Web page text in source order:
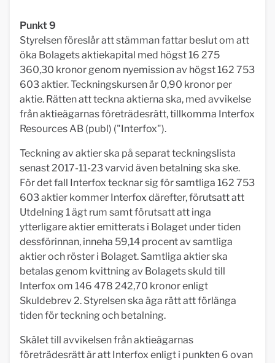
Punkt 9
Styrelsen föreslår att stämman fattar beslut om att
öka Bolagets aktiekapital med högst 16 275
360,30 kronor genom nyemission av högst 162 753
603 aktier. Teckningskursen är 0,90 kronor per
aktie. Rätten att teckna aktierna ska, med avvikelse
från aktieägarnas företrädesrätt, tillkomma Interfox
Resources AB (publ) ("Interfox").
Teckning av aktier ska på separat teckningslista
senast 2017-11-23 varvid även betalning ska ske.
För det fall Interfox tecknar sig för samtliga 162 753
603 aktier kommer Interfox därefter, förutsatt att
Utdelning 1 ägt rum samt förutsatt att inga
ytterligare aktier emitterats i Bolaget under tiden
dessförinnan, inneha 59,14 procent av samtliga
aktier och röster i Bolaget. Samtliga aktier ska
betalas genom kvittning av Bolagets skuld till
Interfox om 146 478 242,70 kronor enligt
Skuldebrev 2. Styrelsen ska äga rätt att förlänga
tiden för teckning och betalning.
Skälet till avvikelsen från aktieägarnas
företrädesrätt är att Interfox enligt i punkten 6 ovan